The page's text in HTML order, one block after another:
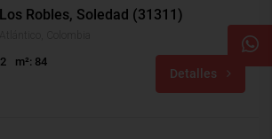
Robles, Soledad (31311)
m²: 84
Detalles